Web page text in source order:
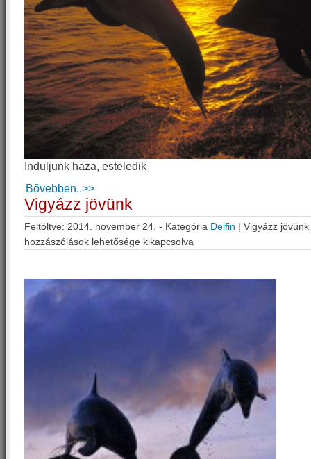
Induljunk haza, esteledik
Bõvebben..>>
Vigyázz jövünk
Feltöltve: 2014. november 24. - Kategória Delfin | Vigyázz
hozzászólások lehetősége kikapcsolva